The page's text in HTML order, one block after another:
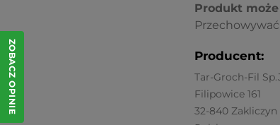
Produkt
Producent:
Tar-Groch-Fil
Filipowice 161
32-840 Zakliczyn
ZOBACZ OPINIE